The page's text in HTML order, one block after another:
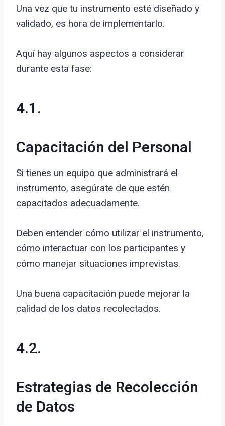
Una vez que tu instrumento esté diseñado y
validado, es hora de implementarlo.
Aquí hay algunos aspectos a considerar
durante esta fase:
4.1.
Capacitación del Personal
Si tienes un equipo que administrará el
instrumento, asegúrate de que estén
capacitados adecuadamente.
Deben entender cómo utilizar el instrumento,
cómo interactuar con los participantes y
cómo manejar situaciones imprevistas.
Una buena capacitación puede mejorar la
calidad de los datos recolectados.
4.2.
Estrategias de Recolección
de Datos